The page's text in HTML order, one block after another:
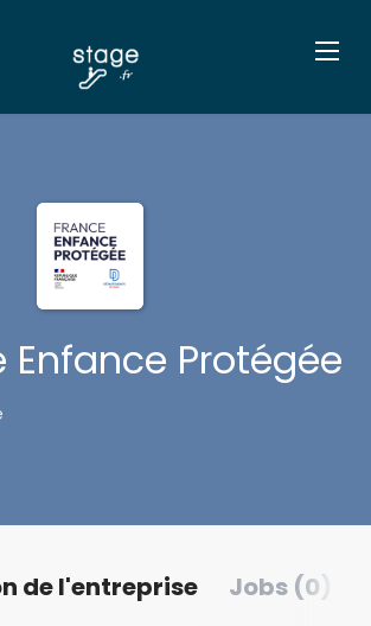
Enfance Protégée
de l'entreprise Jobs (0)